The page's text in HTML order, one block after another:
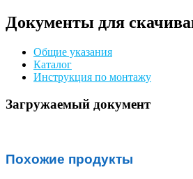
Документы для
Общие указания
Каталог
Инструкция по монтажу
Загружаемый документ
Похожие продукты